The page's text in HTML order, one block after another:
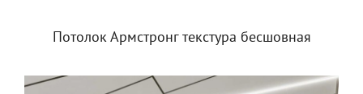
Потолок Армстронг текстура бесшовная